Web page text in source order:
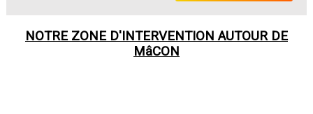
NOTRE ZONE D'INTERVENTION AUTOUR DE
MâCON